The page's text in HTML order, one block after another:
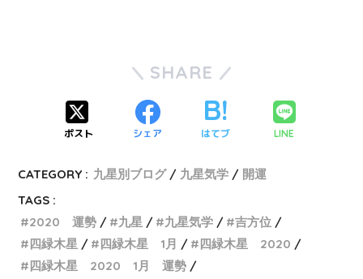
SHARE
ポスト シェア はてブ LINE
CATEGORY : 九星別ブログ 九星気学
開運
TAGS :
2020 運勢
九星 九星気学
吉方位
四緑木星
四緑木星 1月
四緑木星 2020
四緑木星 2020 1月 運勢